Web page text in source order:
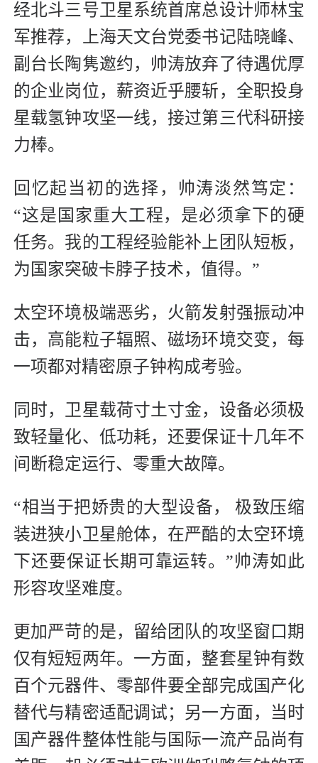
经北斗三号卫星系统首席总设计师林宝
军推荐，上海天文台党委书记陆晓峰、
副台长陶隽邀约，帅涛放弃了待遇优厚
的企业岗位，薪资近乎腰斩，全职投身
星载氢钟攻坚一线，接过第三代科研接
力棒。
回忆起当初的选择，帅涛淡然笃定：
“这是国家重大工程，是必须拿下的硬
任务。我的工程经验能补上团队短板，
为国家突破卡脖子技术，值得。”
太空环境极端恶劣，火箭发射强振动冲
击，高能粒子辐照、磁场环境交变，每
一项都对精密原子钟构成考验。
同时，卫星载荷寸土寸金，设备必须极
致轻量化、低功耗，还要保证十几年不
间断稳定运行、零重大故障。
“相当于把娇贵的大型设备， 极致压缩
装进狭小卫星舱体，在严酷的太空环境
下还要保证长期可靠运转。”帅涛如此
形容攻坚难度。
更加严苛的是，留给团队的攻坚窗口期
仅有短短两年。一方面，整套星钟有数
百个元器件、零部件要全部完成国产化
替代与精密适配调试；另一方面，当时
国产器件整体性能与国际一流产品尚有